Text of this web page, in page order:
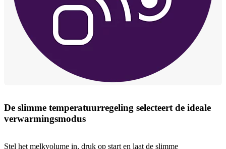
De slimme temperatuurregeling selecteert de ideale
verwarmingsmodus
Stel het melkvolume in, druk op start en laat de slimme